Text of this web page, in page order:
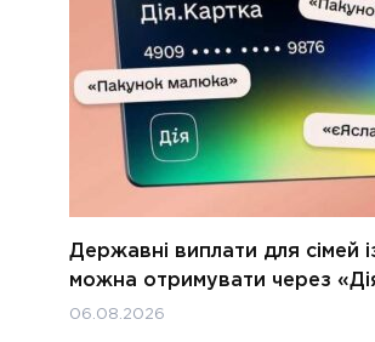
Державні виплати для сімей
можна отримувати через
06.08.2026